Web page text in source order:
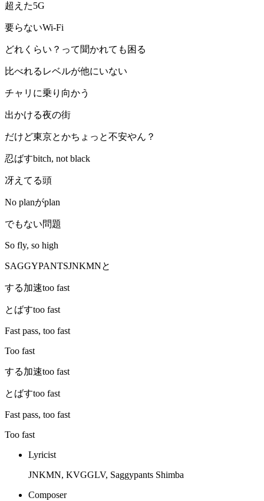
超えた5G
要らないWi-Fi
どれくらい？って聞かれても困る
比べれるレベルが他にいない
チャリに乗り向かう
出かける夜の街
だけど東京とかちょっと不安やん？
忍ばすbitch, not black
冴えてる頭
No planがplan
でもない問題
So fly, so high
SAGGYPANTSJNKMNと
する加速too fast
とばすtoo fast
Fast pass, too fast
Too fast
する加速too fast
とばすtoo fast
Fast pass, too fast
Too fast
Lyricist
JNKMN, KVGGLV, Saggypants Shimba
Composer